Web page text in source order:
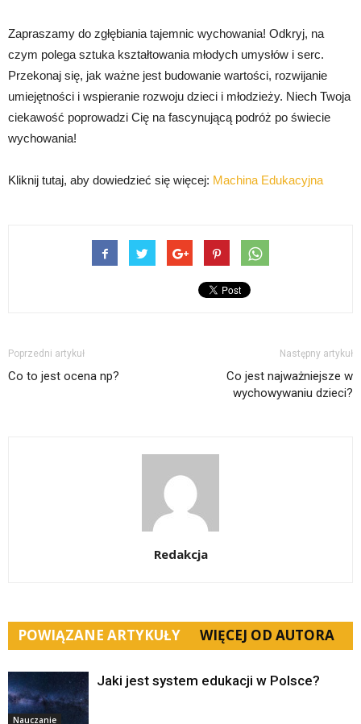
Zapraszamy do zgłębiania tajemnic wychowania! Odkryj, na
czym polega sztuka kształtowania młodych umysłów i serc.
Przekonaj się, jak ważne jest budowanie wartości, rozwijanie
umiejętności i wspieranie rozwoju dzieci i młodzieży. Niech Twoja
ciekawość poprowadzi Cię na fascynującą podróż po świecie
wychowania!
Kliknij tutaj, aby dowiedzieć się więcej: Machina Edukacyjna
Poprzedni artykuł
Co to jest ocena np?
Następny artykuł
Co jest najważniejsze w
wychowywaniu dzieci?
Redakcja
POWIĄZANE ARTYKUŁY WIĘCEJ OD AUTORA
Nauczanie
Jaki jest system edukacji w Polsce?